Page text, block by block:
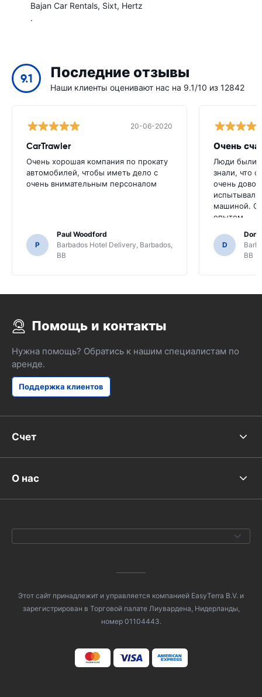
Bajan Car Rentals Sixt Hertz
.
9.1 Последние отзывы
Наши клиенты оценивают нас на 9.1/10 из 12842
20-06-2020
CarTrawler
Очень хорошая компания по прокату
автомобилей, чтобы иметь дело с
очень внимательным персоналом
P
Paul Woodford
Barbados Hotel Delivery, Barbados,
BB
Очень
Люди были
знали, что
очень
машиной.
опытом.
D
BB
Помощь и контакты
Нужна помощь? Обратись к нашим специалистам по
аренде.
Поддержка клиентов
Счет
О нас
Этот сайт принадлежит и управляется компанией EasyTerra B.V. и
зарегистрирован в Торговой палате Лиувардена, Нидерланды,
номер 01104443.